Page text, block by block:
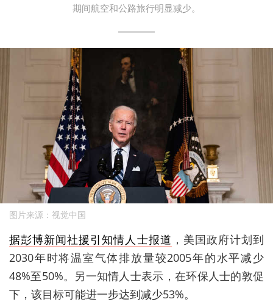
期间航空和公路旅行明显减少。
图片来源：视觉中国
据彭博新闻社援引知情人士报道 ，美国政府计划到
2030年时将温室气体排放量较2005年的水平减少
48%至50%。另一知情人士表示，在环保人士的敦促
下， 该目标可能进一步达到减少53%。